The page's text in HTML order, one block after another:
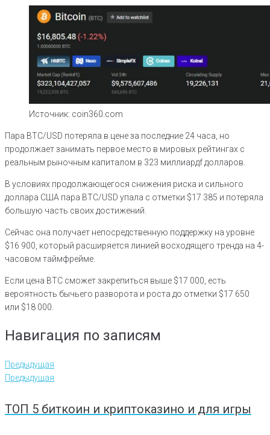
Источник: coin360.com
Пара BTC/USD потеряла в цене за последние 24 часа, но
продолжает занимать первое место в мировых рейтингах с
реальным рыночным капиталом в 323 миллиардf долларов.
В условиях продолжающегося снижения риска и сильного
доллара США пара BTC/USD упала с отметки $17 385 и потеряла
большую часть своих достижений.
Сейчас она получает непосредственную поддержку на уровне
$16 900, который расширяется линией восходящего тренда на 4-
часовом таймфрейме.
Если цена BTC сможет закрепиться выше $17 000, есть
вероятность бычьего разворота и роста до отметки $17 650
или $18 000.
Навигация по записям
Предыдущая
Предыдущая
ТОП 5 биткоин и криптоказино и для игры